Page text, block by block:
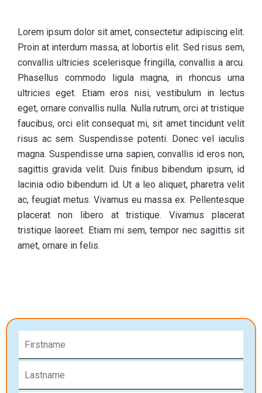
Lorem ipsum dolor sit amet, consectetur adipiscing elit.
Proin at interdum massa, at lobortis elit. Sed risus sem,
convallis ultricies scelerisque fringilla, convallis a arcu.
Phasellus commodo ligula magna, in rhoncus urna
ultricies eget. Etiam eros nisi, vestibulum in lectus
eget, ornare convallis nulla. Nulla rutrum, orci at tristique
faucibus, orci elit consequat mi, sit amet tincidunt velit
risus ac sem. Suspendisse potenti. Donec vel iaculis
magna. Suspendisse urna sapien, convallis id eros non,
sagittis gravida velit. Duis finibus bibendum ipsum, id
lacinia odio bibendum id. Ut a leo aliquet, pharetra velit
ac, feugiat metus. Vivamus eu massa ex. Pellentesque
placerat non libero at tristique. Vivamus placerat
tristique laoreet. Etiam mi sem, tempor nec sagittis sit
amet, ornare in felis.